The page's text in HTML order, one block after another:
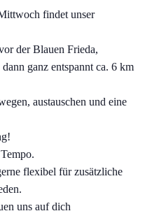
findet unser
der Blauen Frieda,
ganz entspannt ca. 6 km
austauschen und eine
flexibel für zusätzliche
uns auf dich